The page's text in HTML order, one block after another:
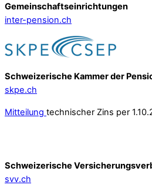
Gemeinschafts­einrichtungen
inter-pension.ch
Schweizerische Kammer der
skpe.ch
Mitteilung technischer Zins per
Schweizerische
svv.ch